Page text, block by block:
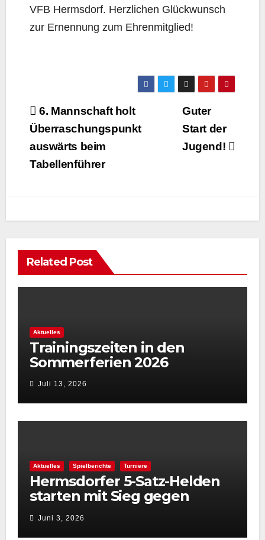
VFB Hermsdorf. Herzlichen Glückwunsch
zur Ernennung zum Ehrenmitglied!
Beitragsnavigation
Guter
Start der
Jugend!
6. Mannschaft holt
Überraschungspunkt
auswärts beim
Tabellenführer
Related Post
Aktuelles
Trainingszeiten in den
Sommerferien 2026
Juli 13, 2026
Aktuelles Spielberichte Turniere
Hermsdorfer 5-Satz-Helden
starten mit Sieg gegen
Spintastics in den STC 2026
Juni 3, 2026